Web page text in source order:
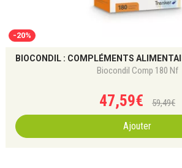
-20%
Biocondil Comp 180 Nf
47,59€ 59,49€
Ajouter